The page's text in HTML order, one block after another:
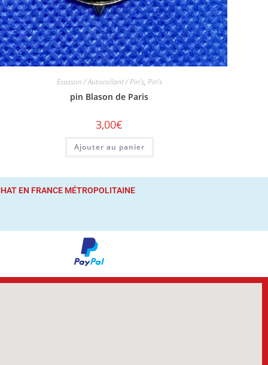
Ecusson / Autocollant / Pin's, Pin's
pin Blason de Paris
3,00€
Ajouter au panier
EN FRANCE MÉTROPOLITAINE